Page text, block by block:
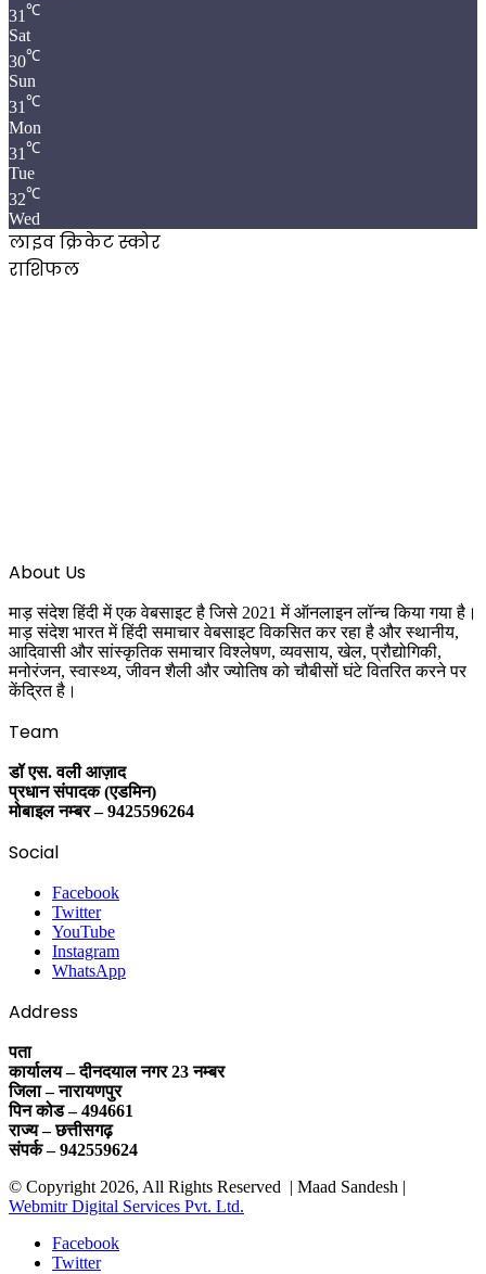
31 ℃
Sat
30℃
Sun
31℃
Mon
31 ℃
Tue
32℃
Wed
लाइव क्रिकेट स्कोर
राशिफल
About Us
माड़ संदेश हिंदी में एक वेबसाइट है जिसे 2021 में ऑनलाइन लॉन्च किया गया है।
माड़ संदेश भारत में हिंदी समाचार वेबसाइट विकसित कर रहा है और स्थानीय,
आदिवासी और सांस्कृतिक समाचार विश्लेषण, व्यवसाय, खेल, प्रौद्योगिकी,
मनोरंजन, स्वास्थ्य, जीवन शैली और ज्योतिष को चौबीसों घंटे वितरित करने पर
केंद्रित है।
Team
डॉ एस. वली आज़ाद
प्रधान संपादक (एडमिन)
मोबाइल नम्बर – 9425596264
Social
Facebook
Twitter
YouTube
Instagram
WhatsApp
Address
पता
कार्यालय – दीनदयाल नगर 23 नम्बर
जिला – नारायणपुर
पिन कोड – 494661
राज्य – छत्तीसगढ़
संपर्क – 942559624
© Copyright 2026, All Rights Reserved | Maad Sandesh |
Webmitr Digital Services Pvt. Ltd.
Facebook
Twitter